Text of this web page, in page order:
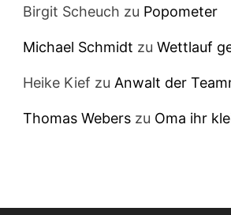
Birgit Scheuch zu Popometer
Michael Schmidt zuWettlauf
Heike Kief zu Anwalt der
Thomas Webers zu Oma ihr